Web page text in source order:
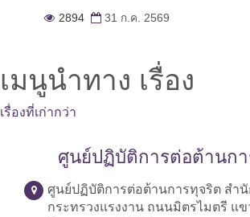
2894 31 ก.ค. 2569
เมนูนำทาง เรื่อง
เรื่องที่เก่ากว่า
ศูนย์ปฏิบัติการต่อต้านก
ศูนย์ปฏิบัติการต่อต้านการทุจริต สำ
กระทรวงแรงงาน ถนนมิตรไมตรี แข